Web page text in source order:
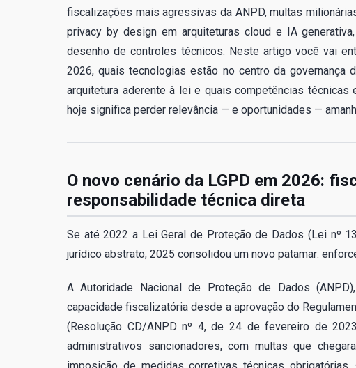
fiscalizações mais agressivas da ANPD, multas
privacy by design em arquiteturas cloud e IA
desenho de controles técnicos. Neste artigo você vai
2026, quais tecnologias estão no centro da governança
arquitetura aderente à lei e quais competências
hoje significa perder relevância — e oportunidades —
O novo cenário da LGPD em 2026:
responsabilidade técnica direta
Se até 2022 a Lei Geral de Proteção de Dados (Lei nº
jurídico abstrato, 2025 consolidou um novo patamar:
A Autoridade Nacional de Proteção de Dados
capacidade fiscalizatória desde a aprovação do
(Resolução CD/ANPD nº 4, de 24 de fevereiro de
administrativos sancionadores, com multas que